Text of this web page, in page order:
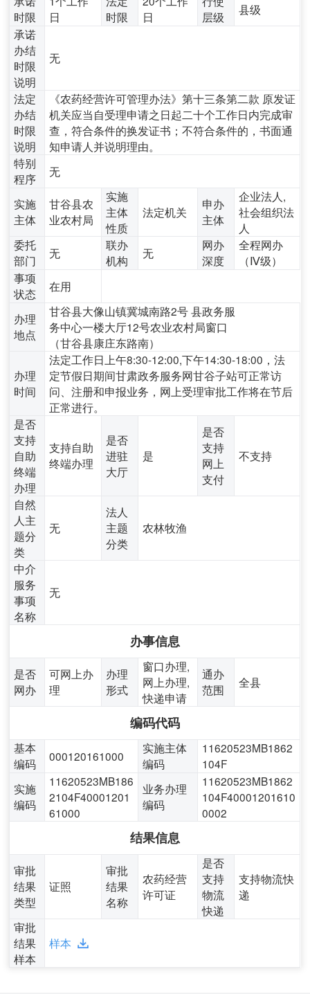
时限
日
时限
日
层级
县级
承诺
办结
时限
说明
无
法定
办结
时限
说明
《农药经营许可管理办法》第十三条第二款 原发证
机关应当自受理申请之日起二十个工作日内完成审
查，符合条件的换发证书；不符合条件的，书面通
知申请人并说明理由。
特别
程序
无
实施
主体
甘谷县农
业农村局
实施
主体
性质
法定机关
申办
主体
企业法人,
社会组织法
人
委托
部门
无
联办
机构
无
网办
深度
全程网办
（Ⅳ级）
事项
状态
在用
办理
地点
甘谷县大像山镇冀城南路2号 县政务服
务中心一楼大厅12号农业农村局窗口
（甘谷县康庄东路南）
办理
时间
法定工作日上午8:30-12:00,下午14:30-18:00，法
定节假日期间甘肃政务服务网甘谷子站可正常访
问、注册和申报业务，网上受理审批工作将在节后
正常进行。
是否
支持
自助
终端
办理
支持自助
终端办理
是否
进驻
大厅
是
是否
支持
网上
支付
不支持
自然
人主
题分
类
无
法人
主题
分类
农林牧渔
中介
服务
事项
名称
无
办事信息
是否
网办
可网上办
理
办理
形式
窗口办理,
网上办理,
快递申请
通办
范围
全县
编码代码
基本
编码
000120161000
实施主体
编码
11620523MB1862
104F
实施
编码
11620523MB186
2104F40001201
61000
业务办理
编码
11620523MB1862
104F40001201610
0002
结果信息
审批
结果
类型
证照
审批
结果
名称
农药经营
许可证
是否
支持
物流
快递
支持物流快
递
审批
结果
样本
样本